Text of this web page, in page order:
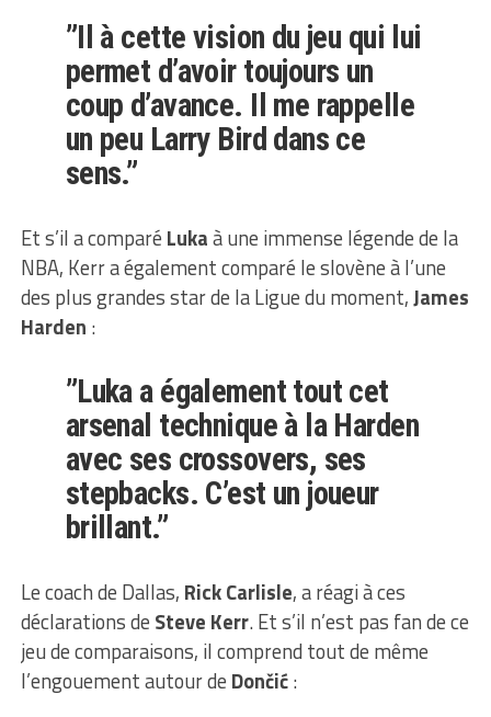
”Il à cette vision du jeu qui lui
permet d’avoir toujours un
coup d’avance. Il me rappelle
un peu Larry Bird dans ce
sens.”
Et s’il a comparé Lukaà une immense légende de la
NBA, Kerr a également comparé le slovène à l’une
des plus grandes star de la Ligue du moment,James
Harden :
”Luka a également tout cet
arsenal technique à la Harden
avec ses crossovers, ses
stepbacks. C’est un joueur
brillant.”
Le coach de Dallas, Rick Carlisle, a réagi à ces
déclarations de Steve Kerr. Et s’il n’est pas fan de ce
jeu de comparaisons, il comprend tout de même
l’engouement autour de Dončić: